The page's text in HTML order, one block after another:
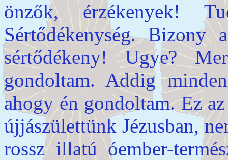
önzők, érzékenyek!
Sértődékenység. Bizony
sértődékeny! Ugye?
gondoltam. Addig
ahogy én gondoltam. Ez
újjászülettünk Jézusban,
rossz illatú óember-